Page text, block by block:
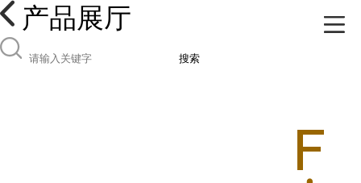
产品展厅
搜索